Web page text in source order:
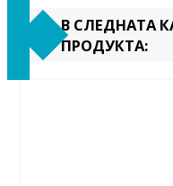
В СЛЕДНАТА
ПРОДУКТА: